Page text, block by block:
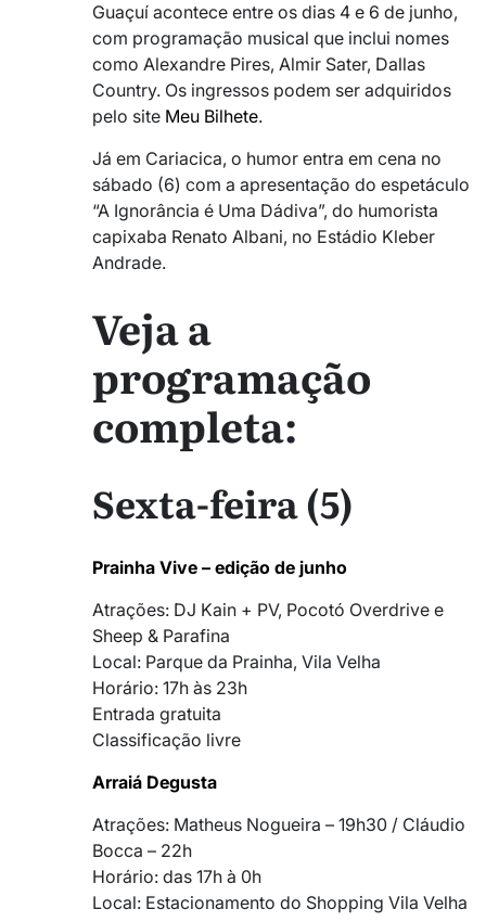
Guaçuí acontece entre os dias 4 e 6 de junho,
com programação musical que inclui nomes
como Alexandre Pires, Almir Sater, Dallas
Country. Os ingressos podem ser adquiridos
pelo site Meu Bilhete.
Já em Cariacica, o humor entra em cena no
sábado (6) com a apresentação do espetáculo
“A Ignorância é Uma Dádiva”, do humorista
capixaba Renato Albani, no Estádio Kleber
Andrade.
Veja a
programação
completa:
Sexta-feira (5)
Prainha Vive – edição de junho
Atrações: DJ Kain + PV, Pocotó Overdrive e
Sheep & Parafina
Local: Parque da Prainha, Vila Velha
Horário: 17h às 23h
Entrada gratuita
Classificação livre
Arraiá Degusta
Atrações: Matheus Nogueira – 19h30 / Cláudio
Bocca – 22h
Horário: das 17h à 0h
Local: Estacionamento do Shopping Vila Velha